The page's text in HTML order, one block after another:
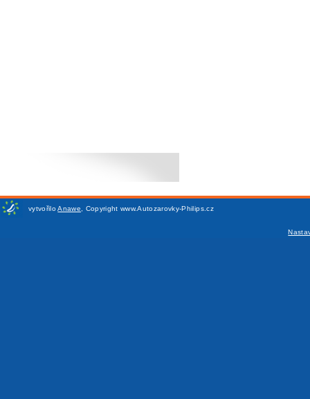
vytvořiloAnawe, Copyright www.Autozarovky-Philips.cz